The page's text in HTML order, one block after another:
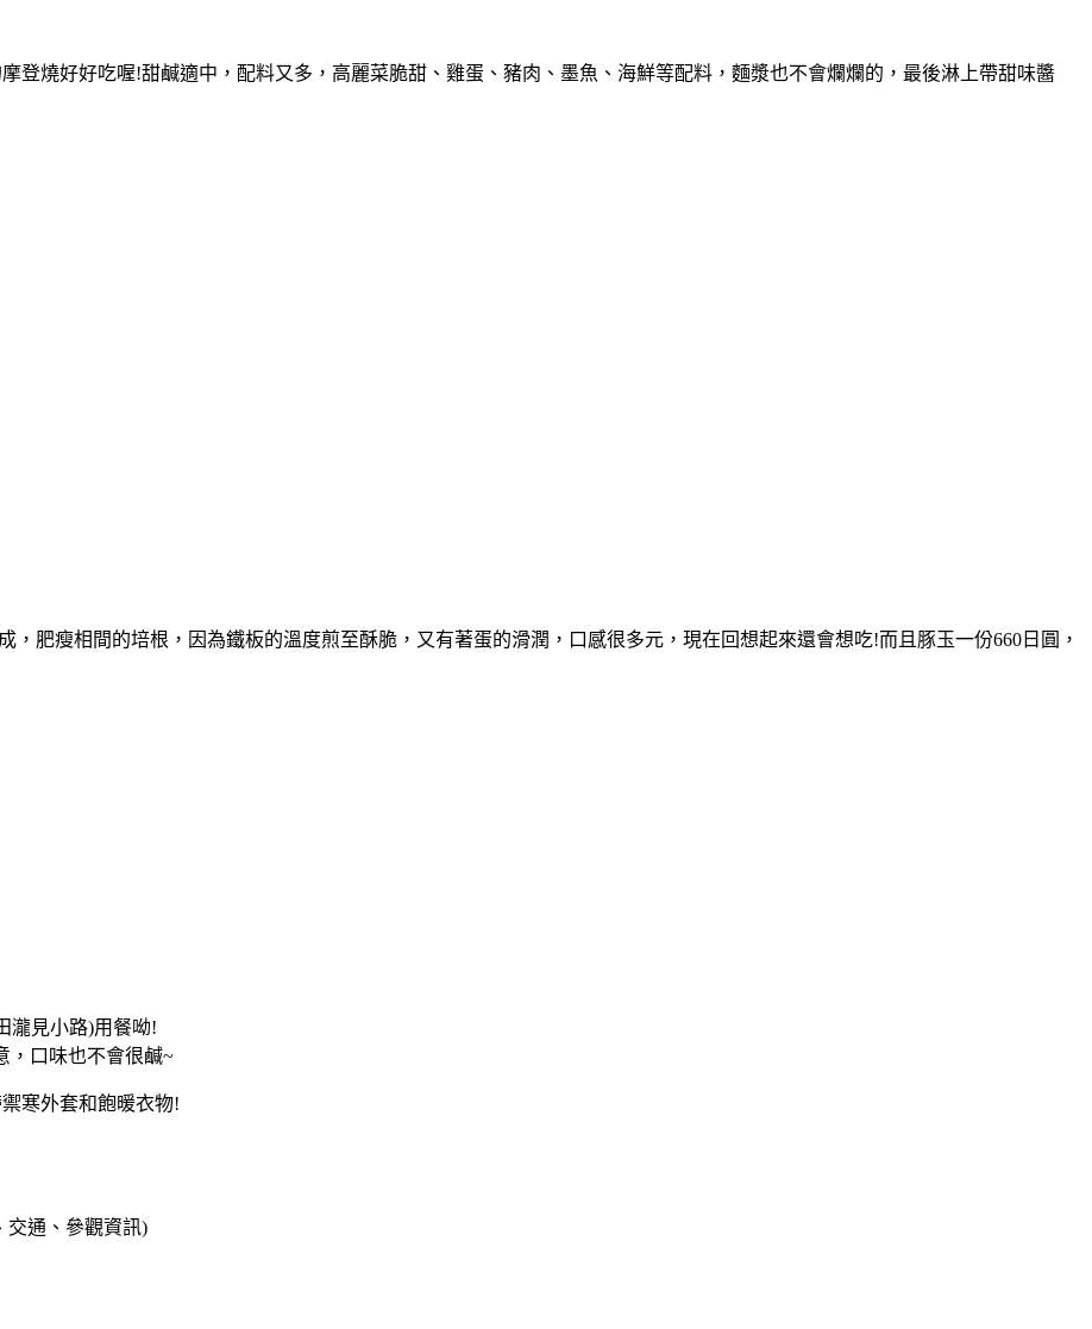
登燒好好吃喔!甜鹹適中，配料又多，高麗菜脆甜、雞蛋、豬肉、墨魚、海鮮等配料，麵漿也不會爛爛的，最後淋上帶甜味醬
肥瘦相間的培根，因為鐵板的溫度煎至酥脆，又有著蛋的滑潤，口感很多元，現在回想起來還會想吃!而且豚玉一份660日圓，
瀧見小路)用餐呦!
，口味也不會很鹹~
寒外套和飽暖衣物!
交通、參觀資訊)